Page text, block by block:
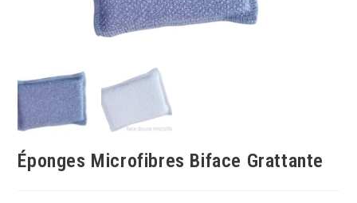
Éponges Microfibres Biface Grattante